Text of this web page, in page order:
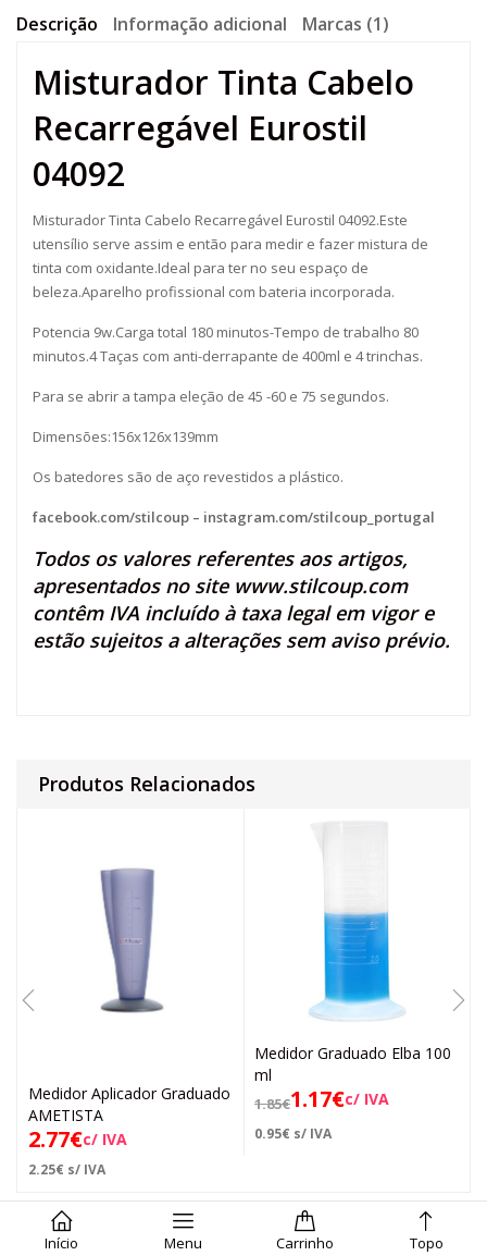
Início Menu Carrinho Topo
Descrição Informação adicional Marcas (1)
Misturador Tinta Cabelo
Recarregável Eurostil
04092
Misturador Tinta Cabelo Recarregável Eurostil 04092.Este
utensílio serve assim e então para medir e fazer mistura de
tinta com oxidante.Ideal para ter no seu espaço de
beleza.Aparelho profissional com bateria incorporada.
Potencia 9w.Carga total 180 minutos-Tempo de trabalho 80
minutos.4 Taças com anti-derrapante de 400ml e 4 trinchas.
Para se abrir a tampa eleção de 45 -60 e 75 segundos.
Dimensões:156x126x139mm
Os batedores são de aço revestidos a plástico.
facebook.com/stilcoup – instagram.com/stilcoup_portugal
Todos os valores referentes aos artigos,
apresentados no site www.stilcoup.com
contêm IVA incluído à taxa legal em vigor e
estão sujeitos a alterações sem aviso prévio.
Produtos Relacionados
Medidor Aplicador Graduado
AMETISTA
2.77€c/ IVA
2.25€ s/ IVA
Medidor Graduado Elba 100
ml
1.85€1.17€c/ IVA
0.95€ s/ IVA